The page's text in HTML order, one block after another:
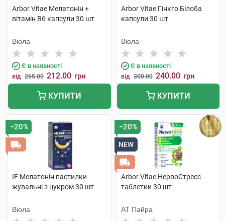
Arbor Vitae Мелатонін +
вітамін В6 капсули 30 шт
Віола
Є в наявності
від 265.00 212.00 грн
КУПИТИ
Arbor Vitae Гінкго Білоба
капсули 30 шт
Віола
Є в наявності
від 300.00 240.00 грн
КУПИТИ
−20%
IF Мелатонін пастилки
жувальні з цукром 30 шт
Віола
−20%
NEW
Arbor Vitae НервоСтресс
таблетки 30 шт
АТ Пайра